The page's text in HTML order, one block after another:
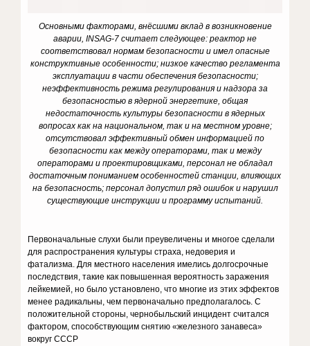
Основными факторами, внёсшими вклад в возникновение
аварии, INSAG-7 считает следующее: реактор не
соответствовал нормам безопасности и имел опасные
конструктивные особенности; низкое качество регламента
эксплуатации в части обеспечения безопасности;
неэффективность режима регулирования и надзора за
безопасностью в ядерной энергетике, общая
недостаточность культуры безопасности в ядерных
вопросах как на национальном, так и на местном уровне;
отсутствовал эффективный обмен информацией по
безопасности как между операторами, так и между
операторами и проектировщиками, персонал не обладал
достаточным пониманием особенностей станции, влияющих
на безопасность; персонал допустил ряд ошибок и нарушил
существующие инструкции и программу испытаний.
Первоначальные слухи были преувеличены и многое сделали
для распространения культуры страха, недоверия и
фатализма. Для местного населения имелись долгосрочные
последствия, такие как повышенная вероятность заражения
лейкемией, но было установлено, что многие из этих эффектов
менее радикальны, чем первоначально предполагалось. С
положительной стороны, чернобыльский инцидент считался
фактором, способствующим снятию «железного занавеса»
вокруг СССР